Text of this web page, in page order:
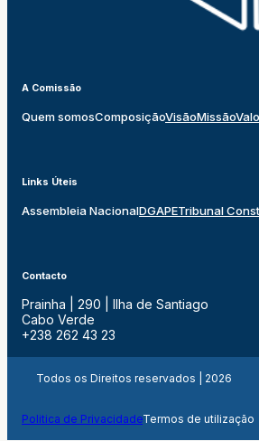
A Comissão
Quem somosComposiçãoVisãoMissão
Links Úteis
Assembleia NacionalDGAPETribunal
Contacto
Prainha | 290 | Ilha de Santiago
Cabo Verde
+238 262 43 23
Todos os Direitos reservados | 2026
Politica de PrivacidadeTermos de utilização